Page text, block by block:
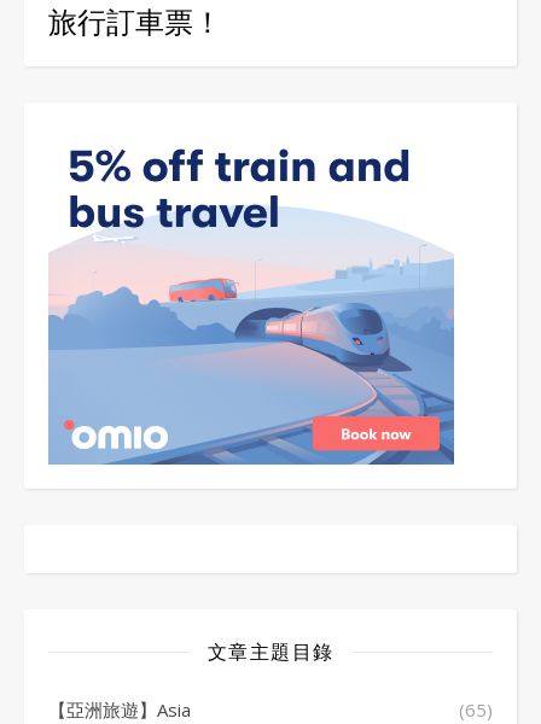
旅行訂車票！
文章主題目錄
【亞洲旅遊】Asia (65)